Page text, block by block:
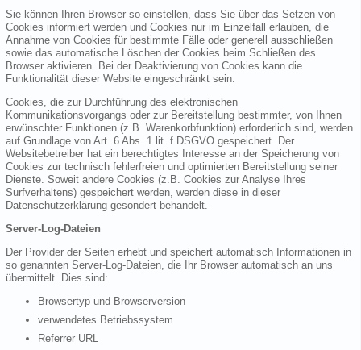
Sie können Ihren Browser so einstellen, dass Sie über das Setzen von
Cookies informiert werden und Cookies nur im Einzelfall erlauben, die
Annahme von Cookies für bestimmte Fälle oder generell ausschließen
sowie das automatische Löschen der Cookies beim Schließen des
Browser aktivieren. Bei der Deaktivierung von Cookies kann die
Funktionalität dieser Website eingeschränkt sein.
Cookies, die zur Durchführung des elektronischen
Kommunikationsvorgangs oder zur Bereitstellung bestimmter, von Ihnen
erwünschter Funktionen (z.B. Warenkorbfunktion) erforderlich sind, werden
auf Grundlage von Art. 6 Abs. 1 lit. f DSGVO gespeichert. Der
Websitebetreiber hat ein berechtigtes Interesse an der Speicherung von
Cookies zur technisch fehlerfreien und optimierten Bereitstellung seiner
Dienste. Soweit andere Cookies (z.B. Cookies zur Analyse Ihres
Surfverhaltens) gespeichert werden, werden diese in dieser
Datenschutzerklärung gesondert behandelt.
Server-Log-Dateien
Der Provider der Seiten erhebt und speichert automatisch Informationen in
so genannten Server-Log-Dateien, die Ihr Browser automatisch an uns
übermittelt. Dies sind:
Browsertyp und Browserversion
verwendetes Betriebssystem
Referrer URL